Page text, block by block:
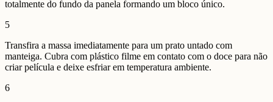
totalmente do fundo da panela formando um bloco único.
5
Transfira a massa imediatamente para um prato untado com
manteiga. Cubra com plástico filme em contato com o doce para não
criar película e deixe esfriar em temperatura ambiente.
6